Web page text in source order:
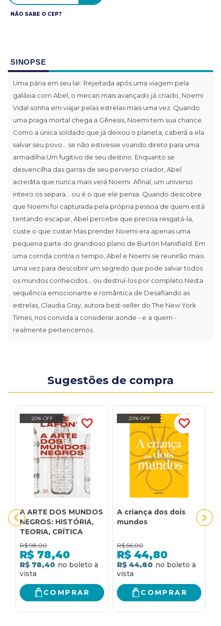
NÃO SABE O CEP?
SINOPSE
Uma pária em seu lar: Rejeitada após uma viagem pela
galáxia com Abel, o mecan mais avançado já criado, Noemi
Vidal sonha em viajar pelas estrelas mais uma vez. Quando
uma praga mortal chega a Gênesis, Noemi tem sua chance.
Como a única soldado que já deixou o planeta, caberá a ela
salvar seu povo... se não estivesse voando direto para uma
armadilha.Um fugitivo de seu destino: Enquanto se
desvencilha das garras de seu perverso criador, Abel
acredita que nunca mais verá Noemi. Afinal, um universo
inteiro os separa... ou é o que ele pensa. Quando descobre
que Noemi foi capturada pela própria pessoa de quem está
tentando escapar, Abel percebe que precisa resgatá-la,
custe o que custar.Mas prender Noemi era apenas uma
pequena parte do grandioso plano de Burton Mansfield. Em
uma corrida contra o tempo, Abel e Noemi se reunirão mais
uma vez para descobrir um segredo que pode salvar todos
os mundos conhecidos... ou destruí-los por completo.Nesta
sequência emocionante e romântica de Desafiando as
estrelas, Claudia Gray, autora best-seller do The New York
Times, nos convida a considerar aonde - e a quem -
realmente pertencemos.
Sugestões de compra
20% OFF
A ARTE DOS MUNDOS
NEGROS: HISTÓRIA,
TEORIA, CRÍTICA
R$ 98,00
R$ 78,40
R$ 78,40
COMPRAR
20% OFF
A criança dos dois
mundos
R$ 56,00
R$ 44,80
R$ 44,80
COMPRAR